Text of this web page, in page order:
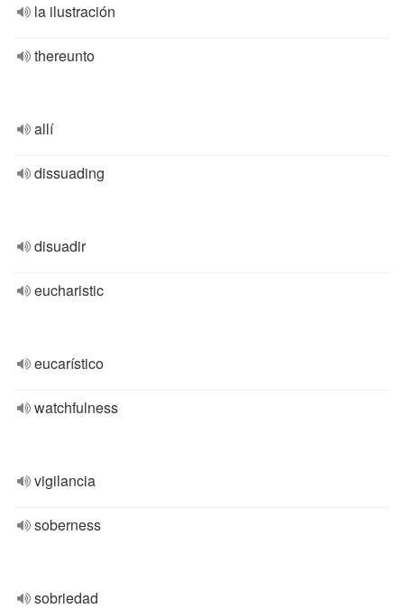
la ilustración
thereunto
allí
dissuading
disuadir
eucharistic
eucarístico
watchfulness
vigilancia
soberness
sobriedad